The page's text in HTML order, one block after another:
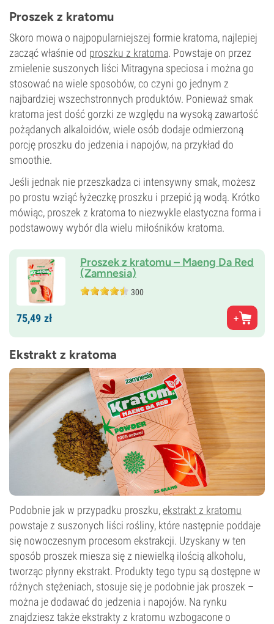
Proszek z kratomu
Skoro mowa o najpopularniejszej formie kratoma, najlepiej
zacząć właśnie od proszku z kratoma. Powstaje on przez
zmielenie suszonych liści Mitragyna speciosa i można go
stosować na wiele sposobów, co czyni go jednym z
najbardziej wszechstronnych produktów. Ponieważ smak
kratoma jest dość gorzki ze względu na wysoką zawartość
pożądanych alkaloidów, wiele osób dodaje odmierzoną
porcję proszku do jedzenia i napojów, na przykład do
smoothie.
Jeśli jednak nie przeszkadza ci intensywny smak, możesz
po prostu wziąć łyżeczkę proszku i przepić ją wodą. Krótko
mówiąc, proszek z kratoma to niezwykle elastyczna forma i
podstawowy wybór dla wielu miłośników kratoma.
Proszek z kratomu – Maeng Da Red
(Zamnesia)
300
75,49 zł
Ekstrakt z kratoma
Podobnie jak w przypadku proszku,ekstrakt z kratomu
powstaje z suszonych liści rośliny, które następnie poddaje
się nowoczesnym procesom ekstrakcji. Uzyskany w ten
sposób proszek miesza się z niewielką ilością alkoholu,
tworząc płynny ekstrakt. Produkty tego typu są dostępne w
różnych stężeniach, stosuje się je podobnie jak proszek –
można je dodawać do jedzenia i napojów. Na rynku
znajdziesz także ekstrakty z kratomu wzbogacone o